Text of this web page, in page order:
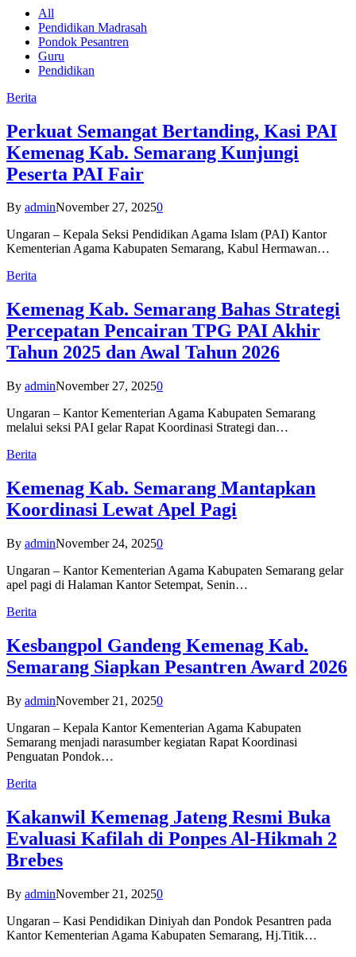
All
Pendidikan Madrasah
Pondok Pesantren
Guru
Pendidikan
Berita
Perkuat Semangat Bertanding, Kasi PAI
Kemenag Kab. Semarang Kunjungi
Peserta PAI Fair
By adminNovember 27, 20250
Ungaran – Kepala Seksi Pendidikan Agama Islam (PAI) Kantor
Kementerian Agama Kabupaten Semarang, Kabul Hermawan…
Berita
Kemenag Kab. Semarang Bahas Strategi
Percepatan Pencairan TPG PAI Akhir
Tahun 2025 dan Awal Tahun 2026
By adminNovember 27, 20250
Ungaran – Kantor Kementerian Agama Kabupaten Semarang
melalui seksi PAI gelar Rapat Koordinasi Strategi dan…
Berita
Kemenag Kab. Semarang Mantapkan
Koordinasi Lewat Apel Pagi
By adminNovember 24, 20250
Ungaran – Kantor Kementerian Agama Kabupaten Semarang gelar
apel pagi di Halaman Kantor Setempat, Senin…
Berita
Kesbangpol Gandeng Kemenag Kab.
Semarang Siapkan Pesantren Award 2026
By adminNovember 21, 20250
Ungaran – Kepala Kantor Kementerian Agama Kabupaten
Semarang menjadi narasumber kegiatan Rapat Koordinasi
Penguatan Pondok…
Berita
Kakanwil Kemenag Jateng Resmi Buka
Evaluasi Kafilah di Ponpes Al-Hikmah 2
Brebes
By adminNovember 21, 20250
Ungaran – Kasi Pendidikan Diniyah dan Pondok Pesantren pada
Kantor Kementerian Agama Kabupaten Semarang, Hj.Titik…